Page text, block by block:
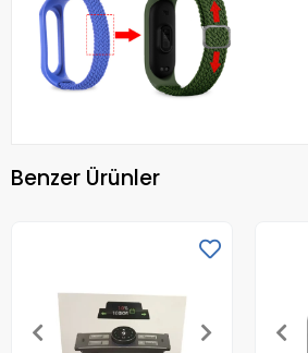
Benzer Ürünler